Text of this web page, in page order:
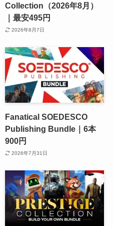
Collection（2026年8月）
｜最安495円
2026年8月7日
Fanatical SOEDESCO
Publishing Bundle｜6本
900円
2026年7月31日